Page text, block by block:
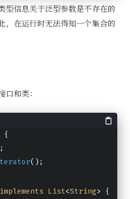
型信息关于泛型参数是不存在的
，在运行时无法得知一个集合的
和类：
{
;
() ;
implements List<String> {